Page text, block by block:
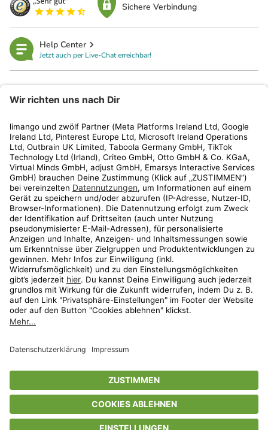
Sichere Verbindung
Help Center
Jetzt auch per Live-Chat erreichbar!
Kundenservice
Shop
Aktionen
Travel
* Streichpreise entsprechen der unverbindlichen Preisempfehlung des
Herstellers. Prozentangaben beziehen sich auf den Streichpreis.
Freunde-Aktionen findest Du unterwww.limango.de/einladen